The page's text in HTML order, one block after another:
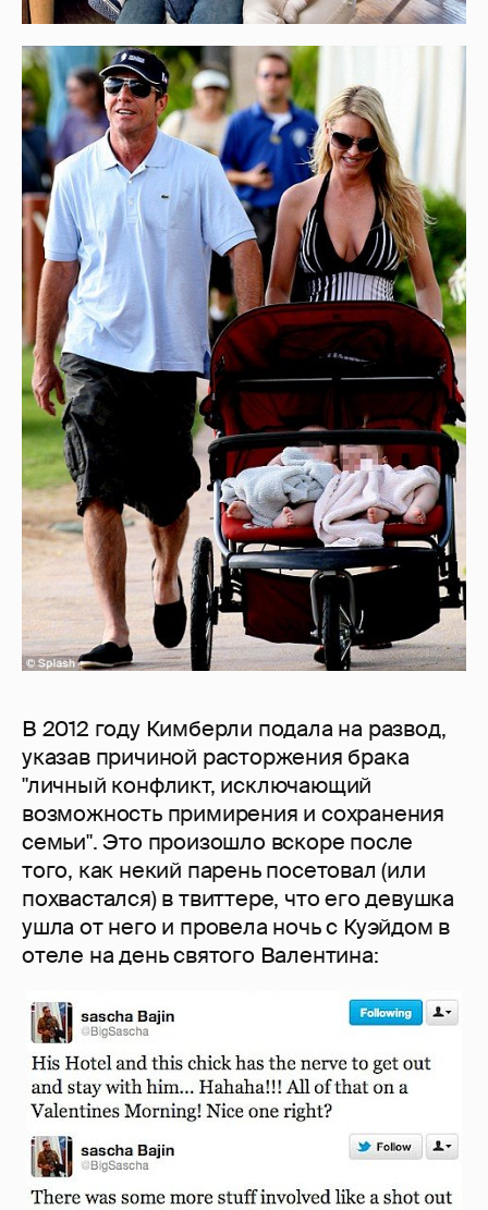
В 2012 году Кимберли подала на развод,
указав причиной расторжения брака
"личный конфликт, исключающий
возможность примирения и сохранения
семьи". Это произошло вскоре после
того, как некий парень посетовал (или
похвастался) в твиттере, что его девушка
ушла от него и провела ночь с Куэйдом в
отеле на день святого Валентина: